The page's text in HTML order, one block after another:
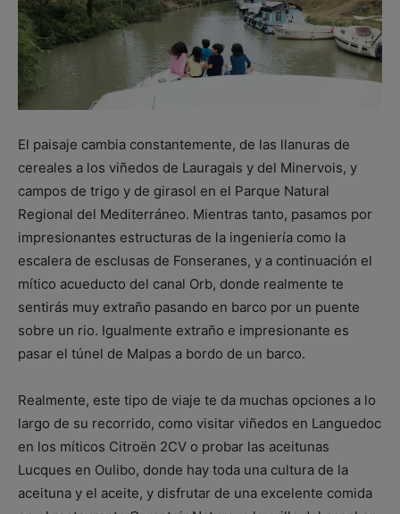
El paisaje cambia constantemente, de las llanuras de
cereales a los viñedos de Lauragais y del Minervois, y
campos de trigo y de girasol en el Parque Natural
Regional del Mediterráneo. Mientras tanto, pasamos por
impresionantes estructuras de la ingeniería como la
escalera de esclusas de Fonseranes, y a continuación el
mítico acueducto del canal Orb, donde realmente te
sentirás muy extraño pasando en barco por un puente
sobre un rio. Igualmente extraño e impresionante es
pasar el túnel de Malpas a bordo de un barco.
Realmente, este tipo de viaje te da muchas opciones a lo
largo de su recorrido, como visitar viñedos en Languedoc
en los míticos Citroën 2CV o probar las aceitunas
Lucques en Oulibo, donde hay toda una cultura de la
aceituna y el aceite, y disfrutar de una excelente comida